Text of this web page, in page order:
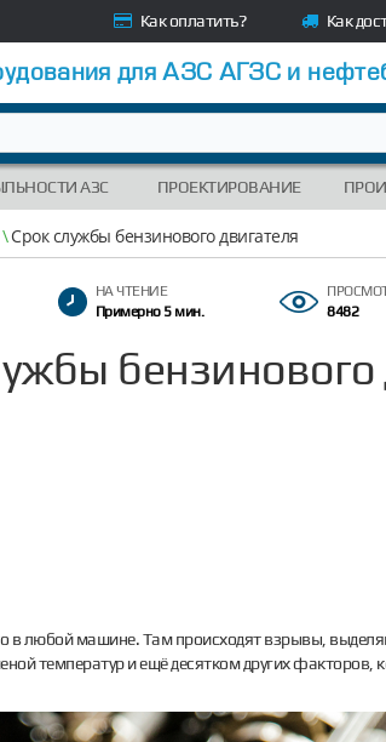
Как оплатить? Как
для АЗС АГЗС и
АЗС ПРОЕКТИРОВАНИЕ
\Срок службы бензинового двигателя
НА ЧТЕНИЕ
Примерно 5 мин.
8482
бензинового
в любой машине. Там происходят взрывы,
температур и ещё десятком других